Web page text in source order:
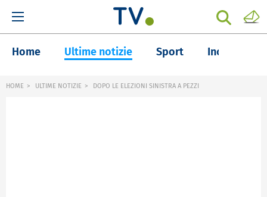
Home Ultime notizie Sport Inchieste
HOME ULTIME NOTIZIE DOPO LE ELEZIONI SINISTRA A PEZZI